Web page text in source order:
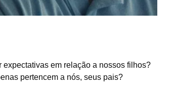
em relação a nossos filhos?
pertencem a nós, seus pais?